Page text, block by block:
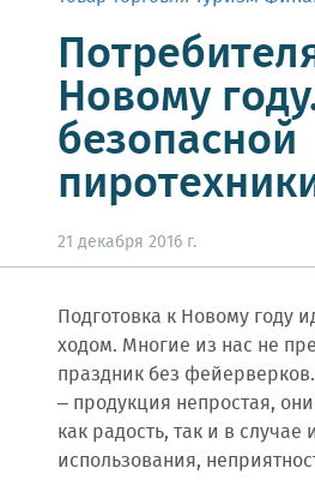
Новому
безопасной
21 декабря 2016 г.
Подготовка к Новому году
ходом. Многие из нас не
праздник без
– продукция непростая,
как радость, так и в
использования,